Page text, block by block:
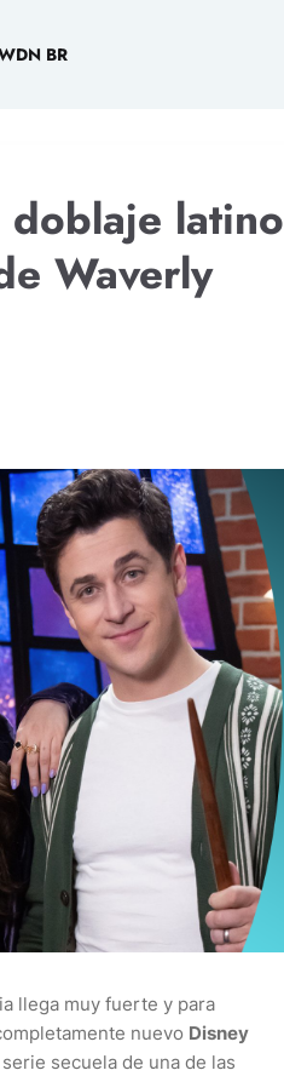
BR
doblaje latino
Waverly
llega muy fuerte y para
nuevo Disney
secuela de una de las